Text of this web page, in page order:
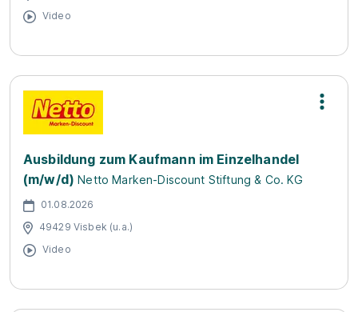
Video
Ausbildung zum Kaufmann im Einzelhandel
(m/w/d) Netto Marken-Discount Stiftung & Co. KG
01.08.2026
49429 Visbek (u.a.)
Video